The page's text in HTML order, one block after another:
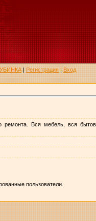
|Регистрация|Вход
Вся мебель, вся
пользователи.